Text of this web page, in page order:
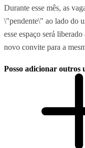
Durante esse mês, as
\"pendente\" ao lado do
esse espaço será
novo convite para a
Posso adicionar outros